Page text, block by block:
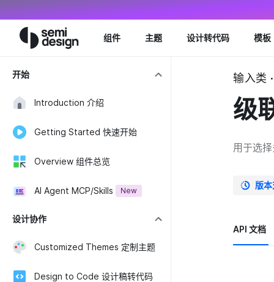
组件 主题 设计转代码 模板
开始
Introduction 介绍
Getting Started 快速开始
Overview 组件总览
AI Agent MCP/Skills New
设计协作
Customized Themes 定制主题
Design to Code 设计稿转代码
输入类
级
用于选
版
API 文档